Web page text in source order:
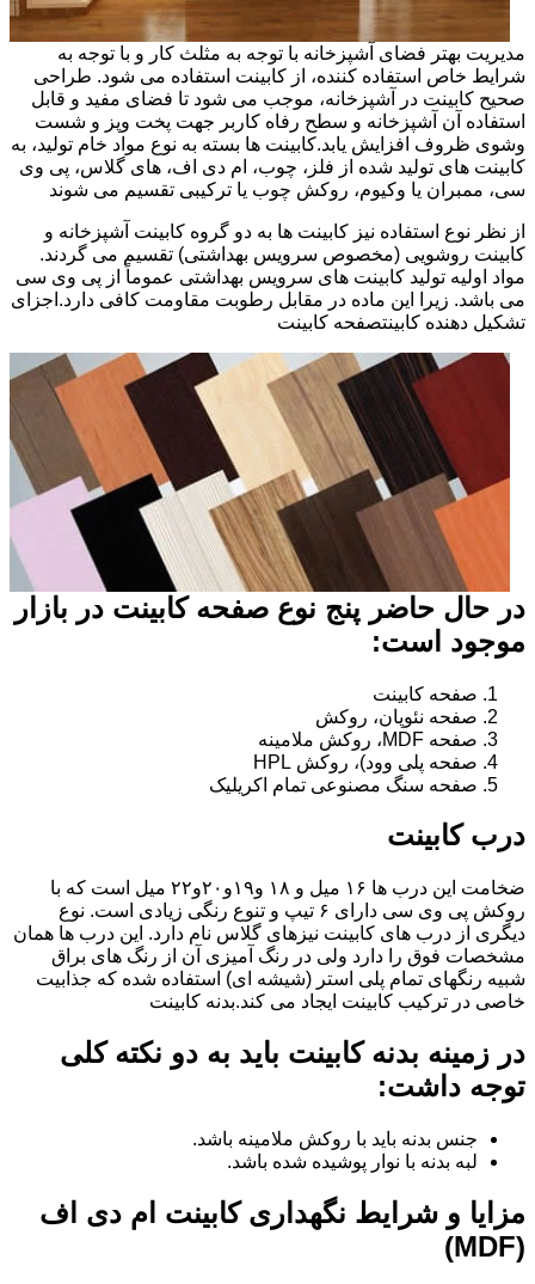
مدیریت بهتر فضای آشپزخانه با توجه به مثلث کار و با توجه به
شرایط خاص استفاده کننده، از کابینت استفاده می شود. طراحی
صحیح کابینت در آشپزخانه، موجب می شود تا فضای مفید و قابل
استفاده آن آشپزخانه و سطح رفاه کاربر جهت پخت وپز و شست
وشوی ظروف افزایش یابد.کابینت ها بسته به نوع مواد خام تولید، به
کابینت های تولید شده از فلز، چوب، ام دی اف، های گلاس، پی وی
سی، ممبران یا وکیوم، روکش چوب یا ترکیبی تقسیم می شوند
از نظر نوع استفاده نیز کابینت ها به دو گروه کابینت آشپزخانه و
کابینت روشویی (مخصوص سرویس بهداشتی) تقسیم می گردند.
مواد اولیه تولید کابینت های سرویس بهداشتی عموماً از پی وی سی
می باشد. زیرا این ماده در مقابل رطوبت مقاومت کافی دارد.اجزای
تشکیل دهنده کابینتصفحه کابینت
در حال حاضر پنج نوع صفحه کابینت در بازار
موجود است:
صفحه کابینت
صفحه نئوپان، روکش
صفحه MDF، روکش ملامینه
صفحه پلی وود)، روکش HPL
صفحه سنگ مصنوعی تمام اکریلیک
درب کابینت
ضخامت این درب ها ۱۶ میل و ۱۸ و١٩و٢٠و٢٢ میل است که با
روکش پی وی سی دارای ۶ تیپ و تنوع رنگی زیادی است. نوع
دیگری از درب های کابینت نیزهای گلاس نام دارد. این درب ها همان
مشخصات فوق را دارد ولی در رنگ آمیزی آن از رنگ های براق
شبیه رنگهای تمام پلی استر (شیشه ای) استفاده شده که جذابیت
خاصی در ترکیب کابینت ایجاد می کند.بدنه کابینت
در زمینه بدنه کابینت باید به دو نکته کلی
توجه داشت:
جنس بدنه باید با روکش ملامینه باشد.
لبه بدنه با نوار پوشیده شده باشد.
مزایا و شرایط نگهداری کابینت ام دی اف
(MDF)